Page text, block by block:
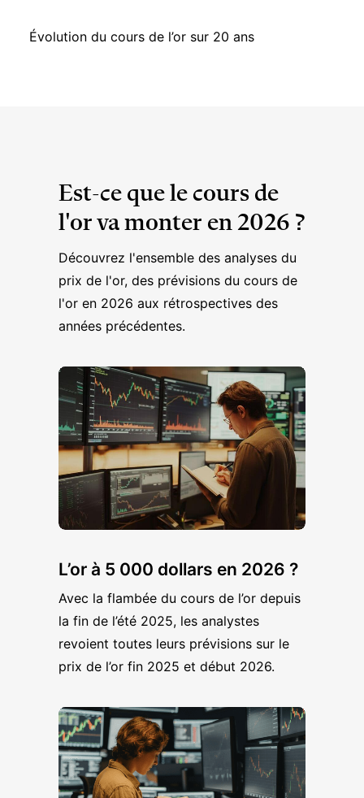
Évolution du cours de l’or sur 20 ans
Est-ce que le cours de
l'or va monter en 2026 ?
Découvrez l'ensemble des analyses du
prix de l'or, des prévisions du cours de
l'or en 2026 aux rétrospectives des
années précédentes.
L’or à 5 000 dollars en 2026 ?
Avec la flambée du cours de l’or depuis
la fin de l’été 2025, les analystes
revoient toutes leurs prévisions sur le
prix de l’or fin 2025 et début 2026.